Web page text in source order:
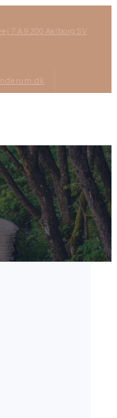
7.A 9200 Aalborg SV